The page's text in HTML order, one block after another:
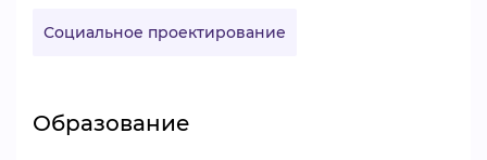
Социальное проектирование
Образование